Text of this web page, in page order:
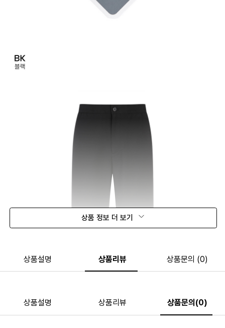
상품 정보 더 보기
상품설명 상품리뷰 상품문의 (0)
상품설명 상품리뷰 상품문의(0)